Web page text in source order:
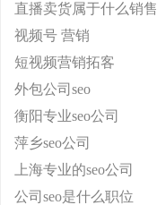
直播卖货属于什么销售
视频号 营销
短视频营销拓客
外包公司seo
衡阳专业seo公司
萍乡seo公司
上海专业的seo公司
公司seo是什么职位